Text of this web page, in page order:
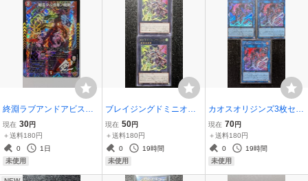
終淵ラブアンドアビス◆
暗雲タル漆黒ノ魔剣エク
スナギラグナラックモDM
25-RP4タマシード◆VR
ソードソウル デュエルマ
現在 30円
＋送料180円
0
1日
未使用
ブレイジングドミニオン2
枚セット◆終刻竜機XIII-グ
ラフレイオBLZD-JP045
ドゥームズオーバー◆レ
アR遊戯王OCG機械族エ
現在 50円
＋送料180円
0
19時間
未使用
カオスオリジンズ3枚セッ
ト◆S-Forceナイトスレイ
ヤーCORI-JP040◆スーパ
ーレアSR遊戯王OCGデュ
エルモンスターズ CHAO
現在 70円
＋送料180円
0
19時間
未使用